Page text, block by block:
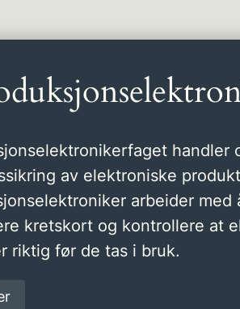
handler
av elektroniske
arbeider med
kretskort og kontrollere at
riktig før de tas i bruk.